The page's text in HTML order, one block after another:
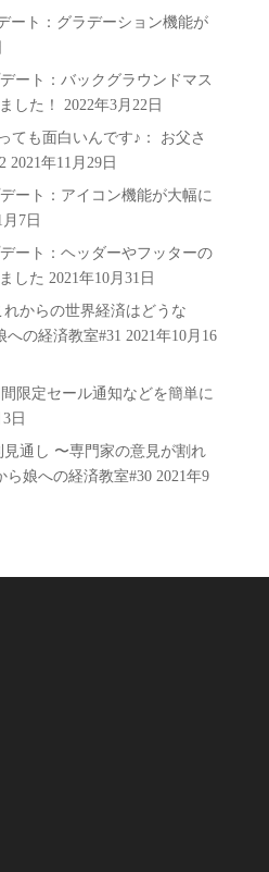
ート：グラデーション機能が
ート：バックグラウンドマス
した！
2022年3月22日
ても面白いんです♪： お父さ
2021年11月29日
ート：アイコン機能が大幅に
7日
ート：ヘッダーやフッターの
した 2021年10月31日
からの世界経済はどうな
への経済教室#31 2021年10月16
限定セール通知などを簡単に
日
通し 〜専門家の意見が割れ
ら娘への経済教室#30 2021年9